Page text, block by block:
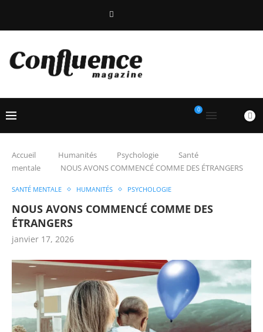
0
Accueil Humanités Psychologie
Santé
mentale
NOUS AVONS COMMENCÉ COMME DES ÉTRANGERS
SANTÉ MENTALE HUMANITÉS PSYCHOLOGIE
NOUS AVONS COMMENCÉ COMME DES
ÉTRANGERS
janvier 17, 2026